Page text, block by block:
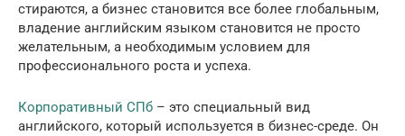
стираются, а бизнес становится все более глобальным,
владение английским языком становится не просто
желательным, а необходимым условием для
профессионального роста и успеха.
Корпоративный СПб – это специальный вид
английского, который используется в бизнес-среде. Он